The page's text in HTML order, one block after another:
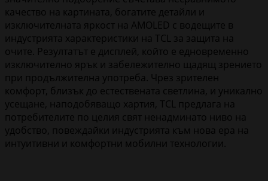
качество на картината, богатите детайли и
изключителната яркост на AMOLED с водещите в
индустрията характеристики на TCL за защита на
очите. Резултатът е дисплей, който е едновременно
изключително ярък и забележително щадящ зрението
при продължителна употреба. Чрез зрителен
комфорт, близък до естествената светлина, и уникално
усещане, наподобяващо хартия, TCL предлага на
потребителите по целия свят ненадминато ниво на
удобство, повеждайки индустрията към нова ера на
интуитивни и комфортни мобилни технологии.